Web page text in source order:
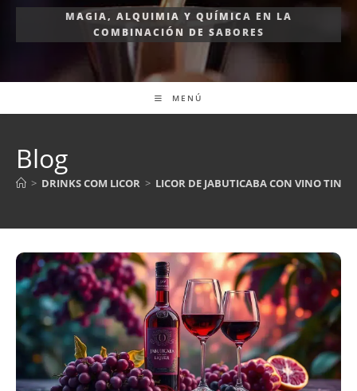
MAGIA, ALQUIMIA Y QUÍMICA EN LA
COMBINACIÓN DE SABORES
MENÚ
Blog
> DRINKS COM LICOR > LICOR DE JABUTICABA CON VINO